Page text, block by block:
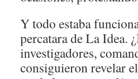
Y todo estaba
percatara de La Idea.
investigadores,
consiguieron revelar